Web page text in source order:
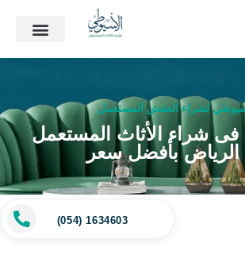
لشراء العفش المستعمل
فى شراء الأثاث المستعمل
بأفضل سعر
(054) 1634603